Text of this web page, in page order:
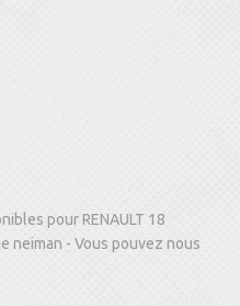
pour RENAULT 18
neiman - Vous pouvez nous